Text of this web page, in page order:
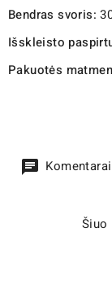
Bendras svoris:
Išskleisto
Pakuotės
Šiuo